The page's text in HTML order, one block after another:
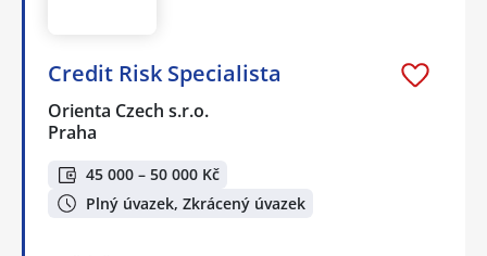
Credit Risk Specialista
Orienta Czech s.r.o.
Praha
45 000 – 50 000 Kč
Plný úvazek, Zkrácený úvazek